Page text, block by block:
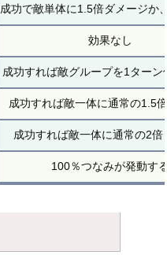
成功で敵単体に1.5倍ダメージか
効果なし
成功すれば敵グループを1ターン
成功すれば敵一体に通常の1.5
成功すれば敵一体に通常の2倍
100％つなみが発動す